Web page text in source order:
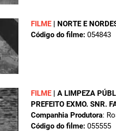
FILME | NORTE E
Código do filme: 054843
FILME | A LIMPEZA
PREFEITO EXMO. SNR.
Companhia Produtora:
Código do filme: 055555